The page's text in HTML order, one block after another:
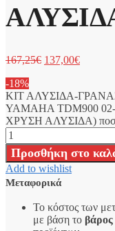
167,25€ 137,00€
-18%
ΚΙΤ ΑΛΥΣΙΔΑ-
YAMAHA TDM900
ΧΡΥΣΗ ΑΛΥΣΙΔΑ)
Προσθήκη στο
Add to wishlist
Μεταφορικά
Το κόστος των
με βάση το βάρος